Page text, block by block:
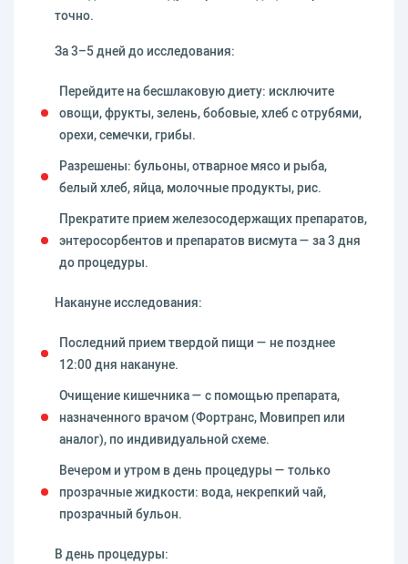
точно.
За 3–5 дней до исследования:
Перейдите на бесшлаковую диету: исключите
овощи, фрукты, зелень, бобовые, хлеб с отрубями,
орехи, семечки, грибы.
Разрешены: бульоны, отварное мясо и рыба,
белый хлеб, яйца, молочные продукты, рис.
Прекратите прием железосодержащих препаратов,
энтеросорбентов и препаратов висмута — за 3 дня
до процедуры.
Накануне исследования:
Последний прием твердой пищи — не позднее
12:00 дня накануне.
Очищение кишечника — с помощью препарата,
назначенного врачом (Фортранс, Мовипреп или
аналог), по индивидуальной схеме.
Вечером и утром в день процедуры — только
прозрачные жидкости: вода, некрепкий чай,
прозрачный бульон.
В день процедуры: